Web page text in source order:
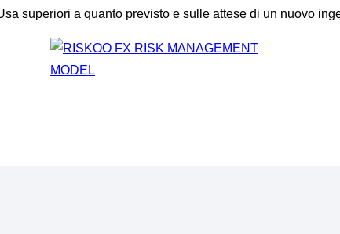
superiori a quanto previsto e sulle attese di un nuovo